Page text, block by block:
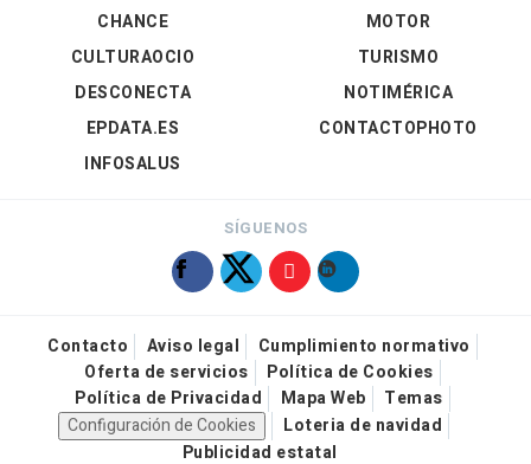
CHANCE
CULTURAOCIO
DESCONECTA
EPDATA.ES
INFOSALUS
MOTOR
TURISMO
NOTIMÉRICA
CONTACTOPHOTO
SÍGUENOS
Contacto Aviso legal
Cumplimiento normativo
Oferta de servicios
Política de Cookies
Política de Privacidad
Mapa Web
Temas
Configuración de Cookies
Loteria de navidad
Publicidad estatal